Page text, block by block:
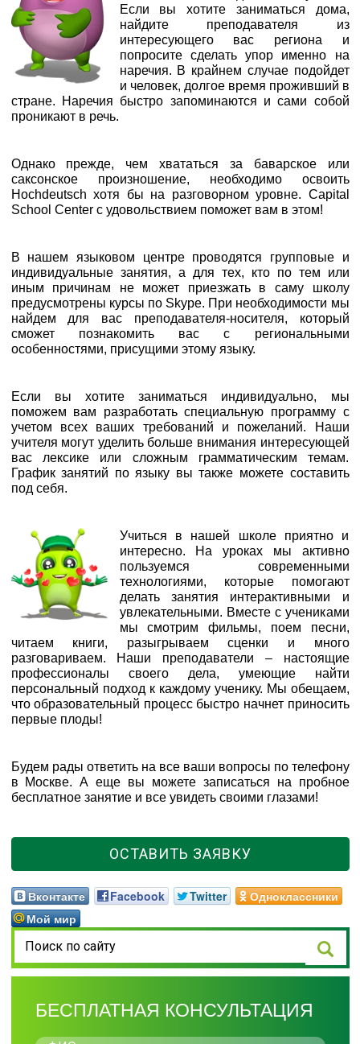
Если вы хотите заниматься дома,
найдите преподавателя из
интересующего вас региона и
попросите сделать упор именно на
наречия. В крайнем случае подойдет
и человек, долгое время проживший в
стране. Наречия быстро запоминаются и сами собой
проникают в речь.
Однако прежде, чем хвататься за баварское или
саксонское произношение, необходимо освоить
Hochdeutsch хотя бы на разговорном уровне. Capital
School Center с удовольствием поможет вам в этом!
В нашем языковом центре проводятся групповые и
индивидуальные занятия, а для тех, кто по тем или
иным причинам не может приезжать в саму школу
предусмотрены курсы по Skype. При необходимости мы
найдем для вас преподавателя-носителя, который
сможет познакомить вас с региональными
особенностями, присущими этому языку.
Если вы хотите заниматься индивидуально, мы
поможем вам разработать специальную программу с
учетом всех ваших требований и пожеланий. Наши
учителя могут уделить больше внимания интересующей
вас лексике или сложным грамматическим темам.
График занятий по языку вы также можете составить
под себя.
Учиться в нашей школе приятно и
интересно. На уроках мы активно
пользуемся современными
технологиями, которые помогают
делать занятия интерактивными и
увлекательными. Вместе с учениками
мы смотрим фильмы, поем песни,
читаем книги, разыгрываем сценки и много
разговариваем. Наши преподаватели – настоящие
профессионалы своего дела, умеющие найти
персональный подход к каждому ученику. Мы обещаем,
что образовательный процесс быстро начнет приносить
первые плоды!
Будем рады ответить на все ваши вопросы по телефону
в Москве. А еще вы можете записаться на пробное
бесплатное занятие и все увидеть своими глазами!
ОСТАВИТЬ ЗАЯВКУ
Вконтакте Facebook Twitter
Одноклассники
Мой мир
БЕСПЛАТНАЯ КОНСУЛЬТАЦИЯ